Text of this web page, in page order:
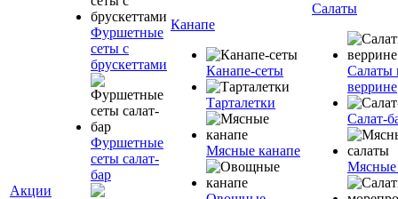
Акции
Фуршетные
сеты с
брускеттами
Фуршетные
сеты салат-
бар
Канапе
Канапе-сеты
Тарталетки
Мясные канапе
Салаты
Салаты
веррине
Салат-
Мясные